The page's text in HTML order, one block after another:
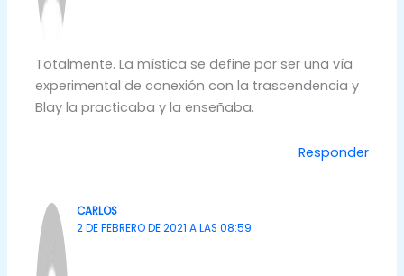
Totalmente. La mística se define por ser una vía
experimental de conexión con la trascendencia y
Blay la practicaba y la enseñaba.
Responder
CARLOS
2 DE FEBRERO DE 2021 A LAS 08:59